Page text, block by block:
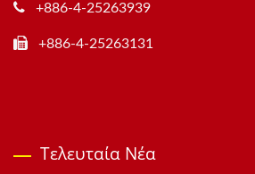
+886-4-25263939
+886-4-25263131
Τελευταία Νέα